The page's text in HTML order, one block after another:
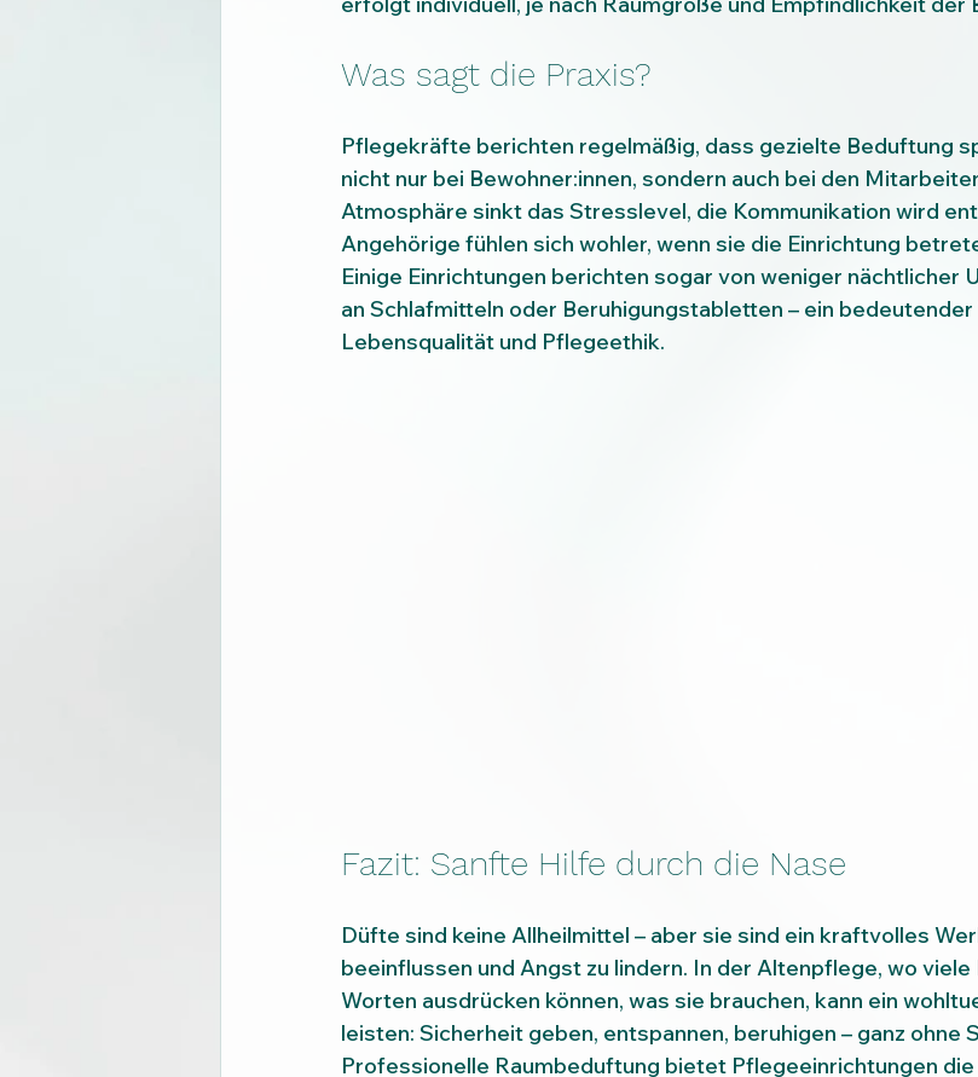
Was sagt die Praxis?
Pflegekräfte berichten regelmäßig, dass gezielte Beduftung
nicht nur bei Bewohner:innen, sondern auch bei den
Atmosphäre sinkt das Stresslevel, die Kommunikation wird
Angehörige fühlen sich wohler, wenn sie die Einrichtung
Einige Einrichtungen berichten sogar von weniger nächtlicher
an Schlafmitteln oder Beruhigungstabletten – ein bedeutender
Lebensqualität und Pflegeethik.
Fazit: Sanfte Hilfe durch die Nase
Düfte sind keine Allheilmittel – aber sie sind ein kraftvolles
beeinflussen und Angst zu lindern. In der Altenpflege, wo
Worten ausdrücken können, was sie brauchen, kann ein
leisten: Sicherheit geben, entspannen, beruhigen – ganz ohne
Professionelle Raumbeduftung bietet Pflegeeinrichtungen